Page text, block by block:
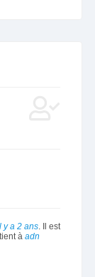
y a 2 ans. Il est
à adn